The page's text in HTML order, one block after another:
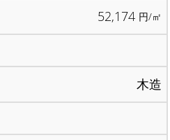
52,174 円/㎡
木造